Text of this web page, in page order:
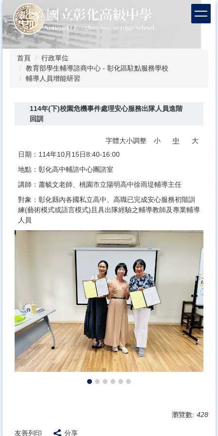
到
主
要
內
首頁
行政單位
教育部學生輔導諮商中心 - 彰化區駐點服務學校
輔導人員增能研習
114年(下)校園危機事件處理安心服務出隊人員進階
回訓
字體大小調整 小 中
大
日期：114年10月15日8:40-16:00
地點：彰化高中輔諮中心團諮室
講師：蕭毓文老師、桃園市立陽明高中徐雨堤輔導主任
對象：彰化縣內各國私立高中、高職已完成安心服務初階訓
練(藝術模式或語言模式)且具出隊經驗之輔導教師及專業輔導
人員
瀏覽數: 428
友善列印 分享